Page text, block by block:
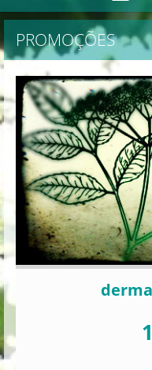
PROMOÇÕES